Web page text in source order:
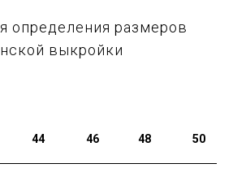
определения размеров
выкройки
44 46 48 50